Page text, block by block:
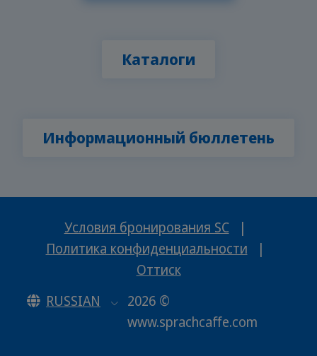
Каталоги
Информационный бюллетень
Условия бронирования SC
|
Политика конфиденциальности
|
Оттиск
RUSSIAN
2026 ©
www.sprachcaffe.com